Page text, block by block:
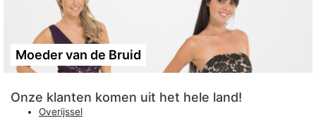
Moeder van de Bruid
Onze klanten komen uit het hele land!
Overijssel